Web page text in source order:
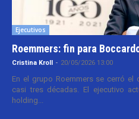
Ejecutivos
Roemmers: fin para
Cristina Kroll - 20/05/2026 13:00
En el grupo Roemmers se cerró
casi tres décadas. El ejecutivo
holding...